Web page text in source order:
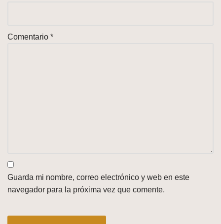
Comentario *
Guarda mi nombre, correo electrónico y web en este
navegador para la próxima vez que comente.